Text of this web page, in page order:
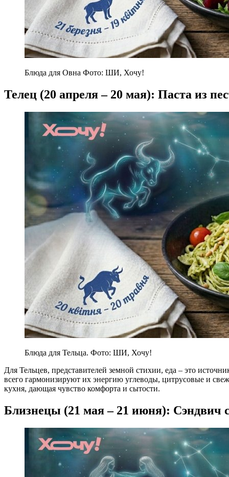
Блюда для Овна Фото: ШИ, Хочу!
Телец (20 апреля – 20 мая): Паста из
Блюда для Тельца. Фото: ШИ, Хочу!
Для Тельцев, представителей земной стихии, еда – это
всего гармонизируют их энергию углеводы, цитрусовые и
кухня, дающая чувство комфорта и сытости.
Близнецы (21 мая – 21 июня): Сэндвич